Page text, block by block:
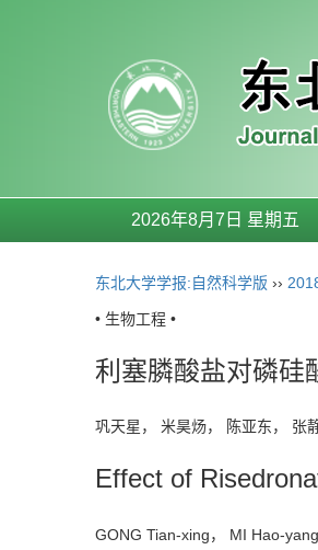
2026年8月7日 星期五
东北大学学报:自然科学版 ››
• 生物工程 •
利塞膦酸盐对磷硅
巩天星， 米昊炀， 陈亚东， 张
Effect of
GONG Tian-xing， MI Hao-